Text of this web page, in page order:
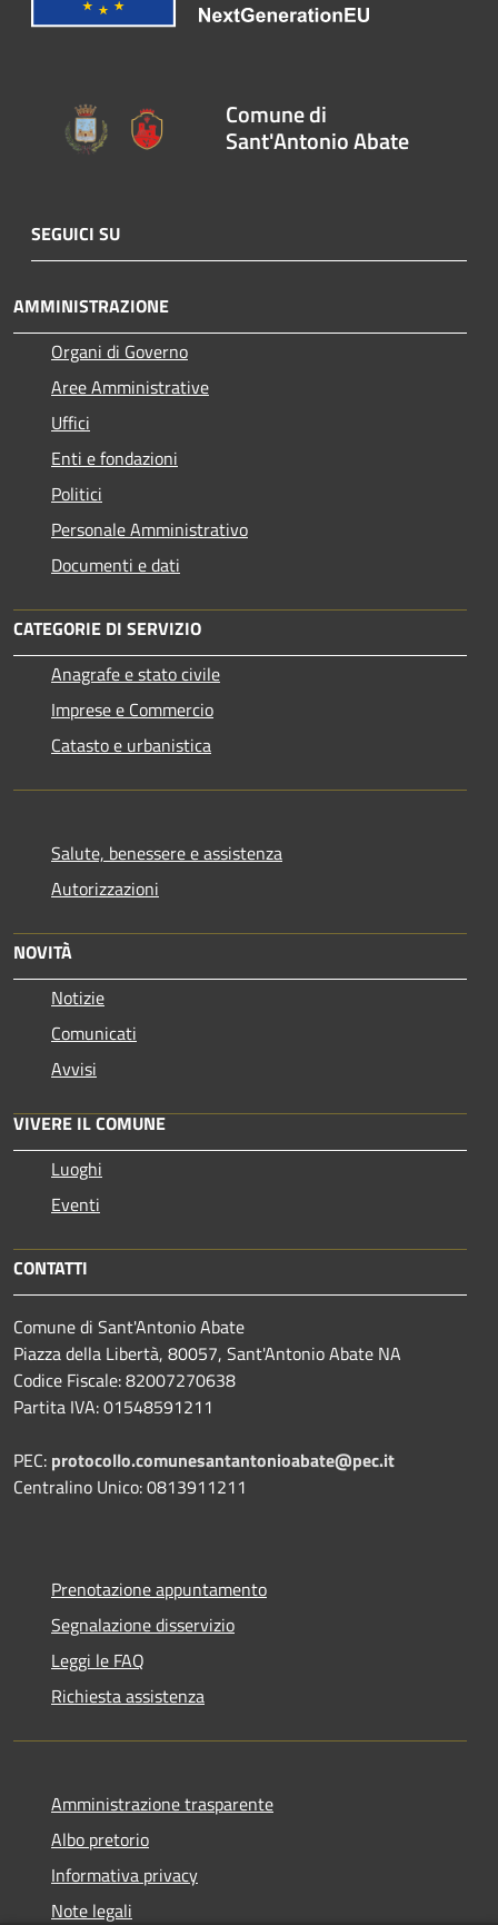
Comune di
Sant'Antonio Abate
SEGUICI SU
AMMINISTRAZIONE
Organi di Governo
Aree Amministrative
Uffici
Enti e fondazioni
Politici
Personale Amministrativo
Documenti e dati
CATEGORIE DI SERVIZIO
Anagrafe e stato civile
Imprese e Commercio
Catasto e urbanistica
Salute, benessere e assistenza
Autorizzazioni
NOVITÀ
Notizie
Comunicati
Avvisi
VIVERE IL COMUNE
Luoghi
Eventi
CONTATTI
Comune di Sant'Antonio Abate
Piazza della Libertà, 80057, Sant'Antonio Abate NA
Codice Fiscale: 82007270638
Partita IVA: 01548591211
PEC: protocollo.comunesantantonioabate@pec.it
Centralino Unico: 0813911211
Prenotazione appuntamento
Segnalazione disservizio
Leggi le FAQ
Richiesta assistenza
Amministrazione trasparente
Albo pretorio
Informativa privacy
Note legali